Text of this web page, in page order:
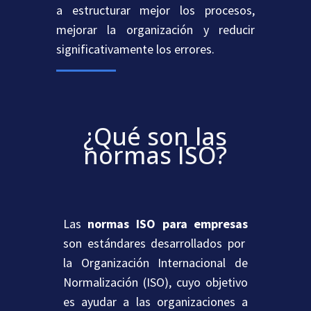
a estructurar mejor los procesos,
mejorar la organización y reducir
significativamente los errores.
¿Qué son las
normas ISO?
Las normas ISO para empresas
son estándares desarrollados por
la Organización Internacional de
Normalización (ISO), cuyo objetivo
es ayudar a las organizaciones a